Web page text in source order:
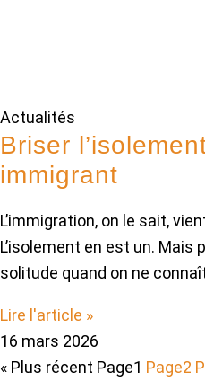
Actualités
Briser
immigrant
L’immigration, on le sait,
L’isolement en est un. Mais
solitude quand on ne
Lire l'article »
16 mars 2026
« Plus récent Page1 Page2